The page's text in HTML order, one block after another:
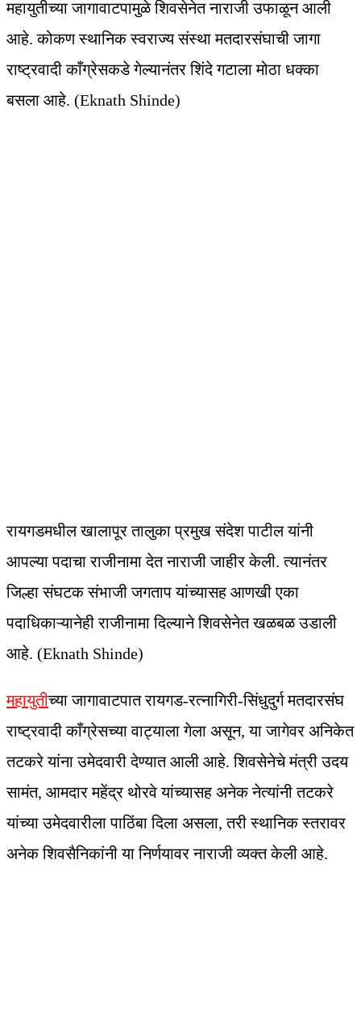
महायुतीच्या जागावाटपामुळे शिवसेनेत नाराजी उफाळून आली
आहे. कोकण स्थानिक स्वराज्य संस्था मतदारसंघाची जागा
राष्ट्रवादी काँग्रेसकडे गेल्यानंतर शिंदे गटाला मोठा धक्का
बसला आहे. (Eknath Shinde)
रायगडमधील खालापूर तालुका प्रमुख संदेश पाटील यांनी
आपल्या पदाचा राजीनामा देत नाराजी जाहीर केली. त्यानंतर
जिल्हा संघटक संभाजी जगताप यांच्यासह आणखी एका
पदाधिकाऱ्यानेही राजीनामा दिल्याने शिवसेनेत खळबळ उडाली
आहे. (Eknath Shinde)
महायुतीच्या जागावाटपात रायगड-रत्नागिरी-सिंधुदुर्ग मतदारसंघ
राष्ट्रवादी काँग्रेसच्या वाट्याला गेला असून, या जागेवर अनिकेत
तटकरे यांना उमेदवारी देण्यात आली आहे. शिवसेनेचे मंत्री उदय
सामंत, आमदार महेंद्र थोरवे यांच्यासह अनेक नेत्यांनी तटकरे
यांच्या उमेदवारीला पाठिंबा दिला असला, तरी स्थानिक स्तरावर
अनेक शिवसैनिकांनी या निर्णयावर नाराजी व्यक्त केली आहे.